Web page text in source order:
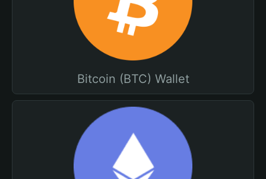
Bitcoin (BTC) Wallet